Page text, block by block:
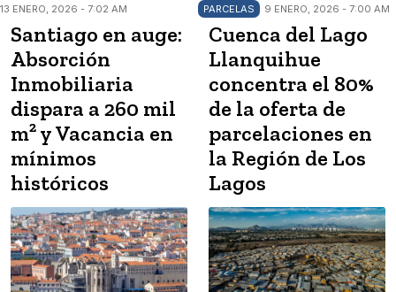
13 ENERO, 2026 - 7:02 AM
Santiago en auge:
Absorción
Inmobiliaria
dispara a 260 mil
m² y Vacancia en
mínimos
históricos
PARCELAS
9 ENERO, 2026 - 7:00 AM
Cuenca del Lago
Llanquihue
concentra el 80%
de la oferta de
parcelaciones en
la Región de Los
Lagos